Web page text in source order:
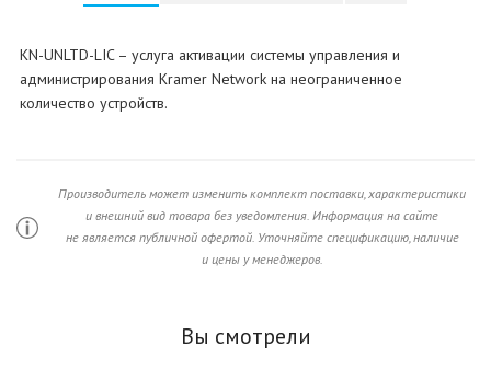
KN-UNLTD-LIC – услуга активации системы управления и
администрирования Kramer Network на неограниченное
количество устройств.
Производитель может изменить комплект поставки, характеристики
и внешний вид товара без уведомления. Информация на сайте
не является публичной офертой. Уточняйте спецификацию, наличие
и цены у менеджеров.
Вы смотрели